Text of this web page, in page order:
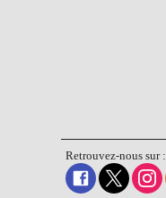
Retrouvez-nous sur :